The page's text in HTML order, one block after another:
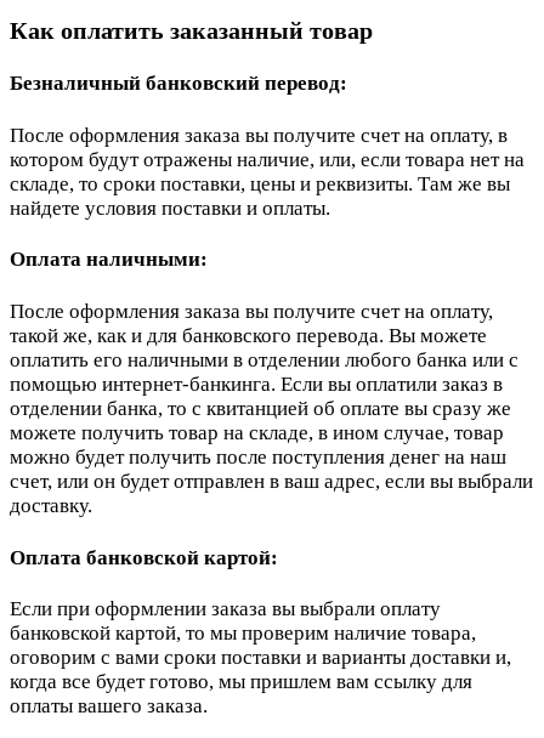
Как оплатить заказанный товар
Безналичный банковский перевод:
После оформления заказа вы получите счет на оплату, в
котором будут отражены наличие, или, если товара нет на
складе, то сроки поставки, цены и реквизиты. Там же вы
найдете условия поставки и оплаты.
Оплата наличными:
После оформления заказа вы получите счет на оплату,
такой же, как и для банковского перевода. Вы можете
оплатить его наличными в отделении любого банка или с
помощью интернет-банкинга. Если вы оплатили заказ в
отделении банка, то с квитанцией об оплате вы сразу же
можете получить товар на складе, в ином случае, товар
можно будет получить после поступления денег на наш
счет, или он будет отправлен в ваш адрес, если вы выбрали
доставку.
Оплата банковской картой:
Если при оформлении заказа вы выбрали оплату
банковской картой, то мы проверим наличие товара,
оговорим с вами сроки поставки и варианты доставки и,
когда все будет готово, мы пришлем вам ссылку для
оплаты вашего заказа.